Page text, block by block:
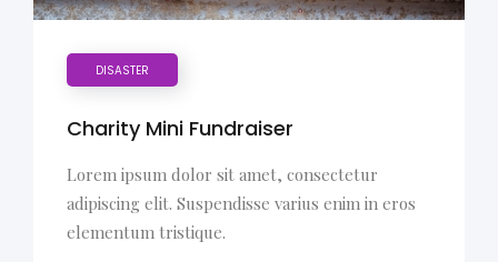
DISASTER
Charity Mini Fundraiser
Lorem ipsum dolor sit amet, consectetur
adipiscing elit. Suspendisse varius enim in eros
elementum tristique.